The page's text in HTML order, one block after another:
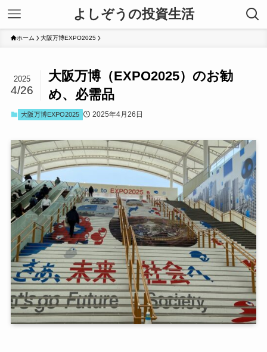
よしぞうの投資生活
ホーム 大阪万博EXPO2025
大阪万博（EXPO2025）のお勧
め、必需品
2025
4/26
大阪万博EXPO2025 2025年4月26日